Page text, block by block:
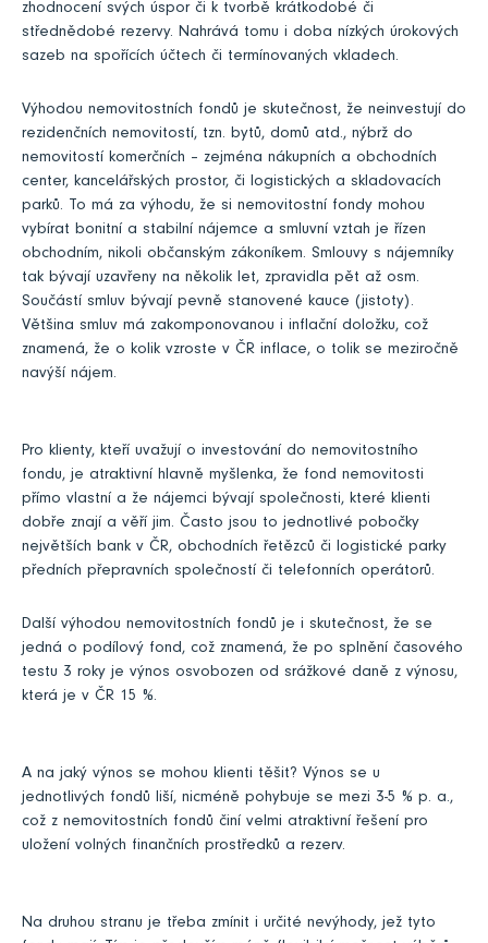
zhodnocení svých úspor či k tvorbě krátkodobé či
střednědobé rezervy. Nahrává tomu i doba nízkých úrokových
sazeb na spořících účtech či termínovaných vkladech.
Výhodou nemovitostních fondů je skutečnost, že neinvestují do
rezidenčních nemovitostí, tzn. bytů, domů atd., nýbrž do
nemovitostí komerčních – zejména nákupních a obchodních
center, kancelářských prostor, či logistických a skladovacích
parků. To má za výhodu, že si nemovitostní fondy mohou
vybírat bonitní a stabilní nájemce a smluvní vztah je řízen
obchodním, nikoli občanským zákoníkem. Smlouvy s nájemníky
tak bývají uzavřeny na několik let, zpravidla pět až osm.
Součástí smluv bývají pevně stanovené kauce (jistoty).
Většina smluv má zakomponovanou i inflační doložku, což
znamená, že o kolik vzroste v ČR inflace, o tolik se meziročně
navýší nájem.
Pro klienty, kteří uvažují o investování do nemovitostního
fondu, je atraktivní hlavně myšlenka, že fond nemovitosti
přímo vlastní a že nájemci bývají společnosti, které klienti
dobře znají a věří jim. Často jsou to jednotlivé pobočky
největších bank v ČR, obchodních řetězců či logistické parky
předních přepravních společností či telefonních operátorů.
Další výhodou nemovitostních fondů je i skutečnost, že se
jedná o podílový fond, což znamená, že po splnění časového
testu 3 roky je výnos osvobozen od srážkové daně z výnosu,
která je v ČR 15 %.
A na jaký výnos se mohou klienti těšit? Výnos se u
jednotlivých fondů liší, nicméně pohybuje se mezi 3-5 % p. a.,
což z nemovitostních fondů činí velmi atraktivní řešení pro
uložení volných finančních prostředků a rezerv.
Na druhou stranu je třeba zmínit i určité nevýhody, jež tyto